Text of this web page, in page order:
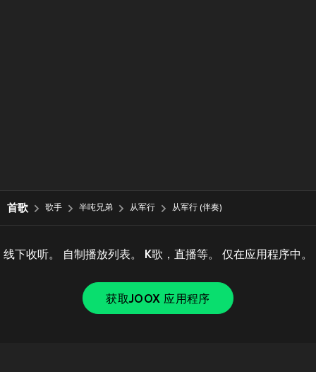
首歌 歌手 半吨兄弟 从军行 从军行 (伴奏)
线下收听。 自制播放列表。 K歌，直播等。 仅在应用程序中。
获取JOOX 应用程序